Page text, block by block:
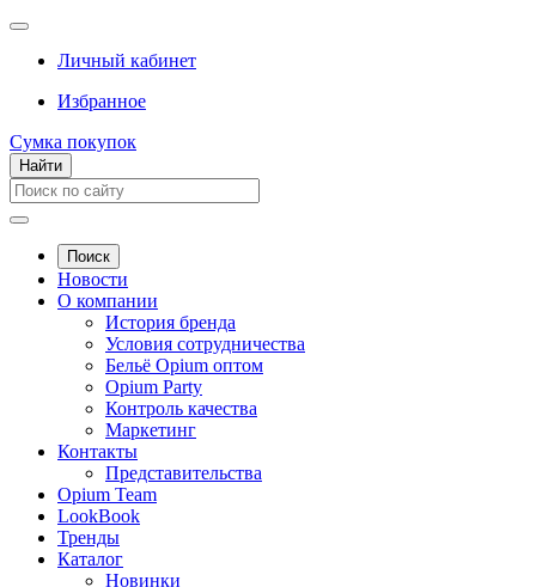
Личный кабинет
Избранное
Сумка покупок
Найти
Поиск
Новости
О компании
История бренда
Условия сотрудничества
Бельё Opium оптом
Opium Party
Контроль качества
Маркетинг
Контакты
Представительства
Opium Team
LookBook
Тренды
Каталог
Новинки